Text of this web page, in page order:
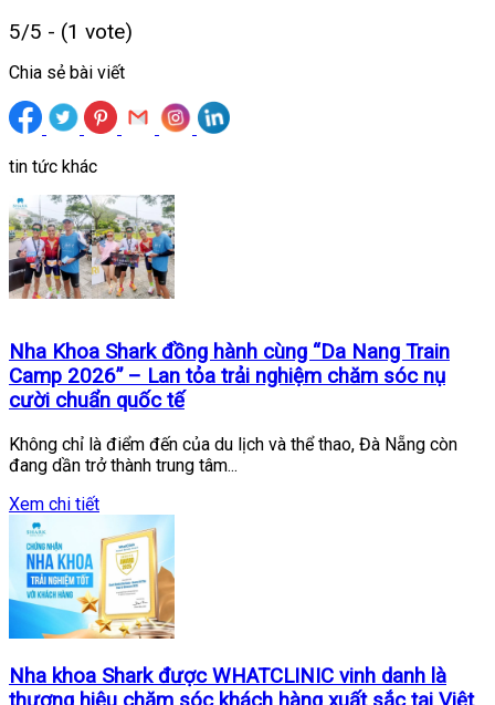
5/5 - (1 vote)
Chia sẻ bài viết
tin tức khác
Nha Khoa Shark đồng hành cùng “Da Nang Train
Camp 2026” – Lan tỏa trải nghiệm chăm sóc nụ
cười chuẩn quốc tế
Không chỉ là điểm đến của du lịch và thể thao, Đà Nẵng còn
đang dần trở thành trung tâm...
Xem chi tiết
Nha khoa Shark được WHATCLINIC vinh danh là